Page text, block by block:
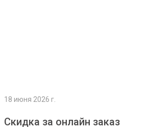
18 июня 2026 г.
Скидка за онлайн заказ